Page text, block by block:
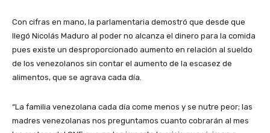
Con cifras en mano, la parlamentaria demostró que desde que
llegó Nicolás Maduro al poder no alcanza el dinero para la comida
pues existe un desproporcionado aumento en relación al sueldo
de los venezolanos sin contar el aumento de la escasez de
alimentos, que se agrava cada día.
“La familia venezolana cada día come menos y se nutre peor; las
madres venezolanas nos preguntamos cuanto cobrarán al mes